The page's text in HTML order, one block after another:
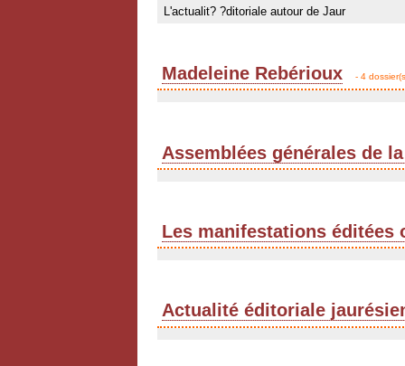
L'actualit? ?ditoriale autour de Jaur
Madeleine Rebérioux - 4
Assemblées générales de
Les manifestations éditées
Actualité éditoriale